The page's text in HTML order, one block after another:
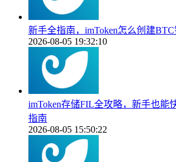
新手全指南，imToken怎么创建
2026-08-05 19:32:10
imToken存储FIL全攻略，新手也能
指南
2026-08-05 15:50:22